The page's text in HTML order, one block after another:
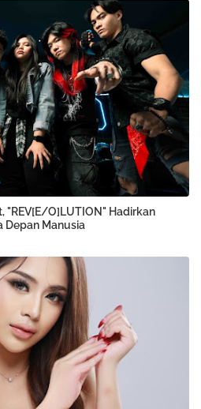
"REV[E/O]LUTION" Hadirkan
Depan Manusia